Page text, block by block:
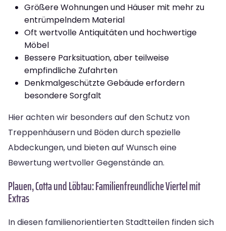
Größere Wohnungen und Häuser mit mehr zu
entrümpelndem Material
Oft wertvolle Antiquitäten und hochwertige
Möbel
Bessere Parksituation, aber teilweise
empfindliche Zufahrten
Denkmalgeschützte Gebäude erfordern
besondere Sorgfalt
Hier achten wir besonders auf den Schutz von
Treppenhäusern und Böden durch spezielle
Abdeckungen, und bieten auf Wunsch eine
Bewertung wertvoller Gegenstände an.
Plauen, Cotta und Löbtau: Familienfreundliche Viertel mit
Extras
In diesen familienorientierten Stadtteilen finden sich